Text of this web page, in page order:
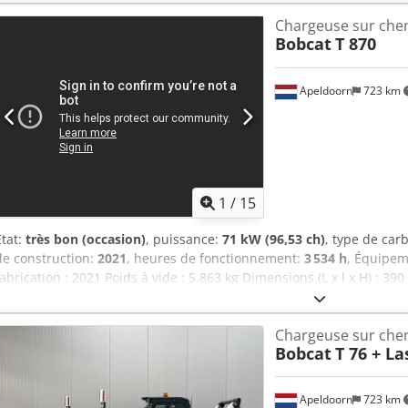
1 / 15
Apeldoorn 723 km
Chargeuse sur
BobcatT 870
très bon (occasion), puissance: 71 kW (96,53 ch), type de
construction: 2021, heures de fonctionnement: 3 534 h,
: 2021 Poids à vide : 5.863 kg Dimensions (L x l x H) :
de moteur : Bobcat D34 Système de changement rapide : oui
visuel : très bon = Autres options et équipements = - 3ème
Chenilles en caoutchouc - Débit élevé - Attache rapide
Remarques = Chaîne cinématique Norme / Niveau : Stage IV / Tier
États-Unis État Type CE : CE Hydraulique auxiliaire haute
du train de roulement, feux de travail supplémentaires, attache
Apeldoorn 723 km
Chargeuse sur
BobcatT 76 +